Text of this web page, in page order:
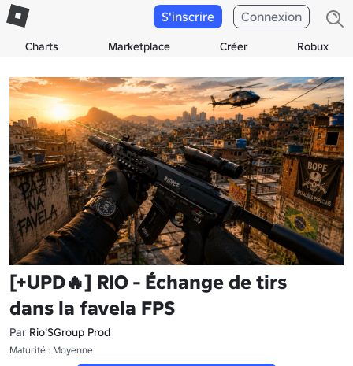
Charts Marketplace Créer Robux
S'inscrire Connexion
[+UPD🔥] RIO - Échange de tirs
dans la favela FPS
Par Rio'SGroup Prod
Maturité : Moyenne